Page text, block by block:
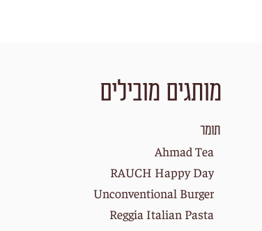
מותגים מובילים
תומר
Ahmad Tea
RAUCH Happy Day
Unconventional Burger
Reggia Italian Pasta